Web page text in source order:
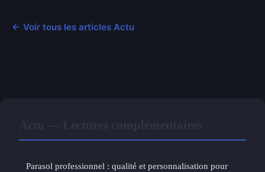
← Voir tous les articles Actu
Parasol professionnel : qualité et personnalisation pour